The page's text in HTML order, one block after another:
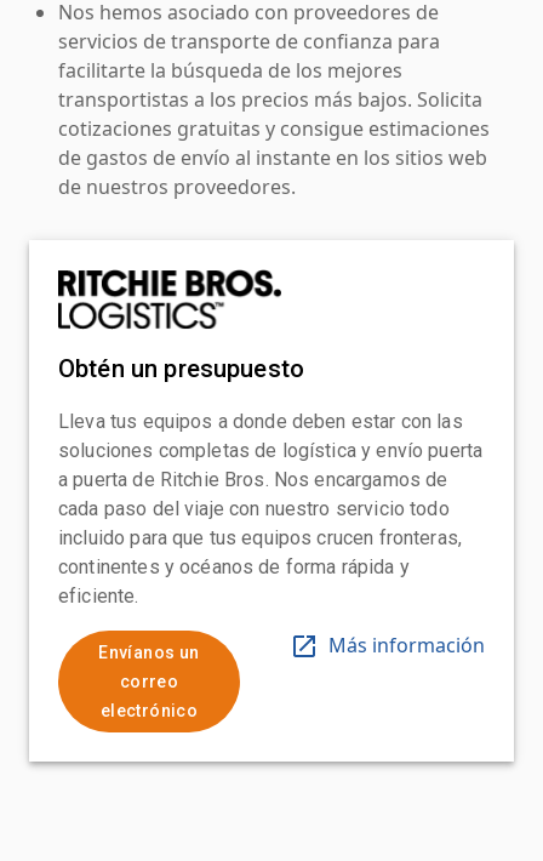
Nos hemos asociado con proveedores de
servicios de transporte de confianza para
facilitarte la búsqueda de los mejores
transportistas a los precios más bajos. Solicita
cotizaciones gratuitas y consigue estimaciones
de gastos de envío al instante en los sitios web
de nuestros proveedores.
Obtén un presupuesto
Lleva tus equipos a donde deben estar con las
soluciones completas de logística y envío puerta
a puerta de Ritchie Bros. Nos encargamos de
cada paso del viaje con nuestro servicio todo
incluido para que tus equipos crucen fronteras,
continentes y océanos de forma rápida y
eficiente.
Envíanos un
correo
electrónico
Más información